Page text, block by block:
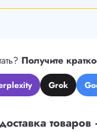
Получите
Grok